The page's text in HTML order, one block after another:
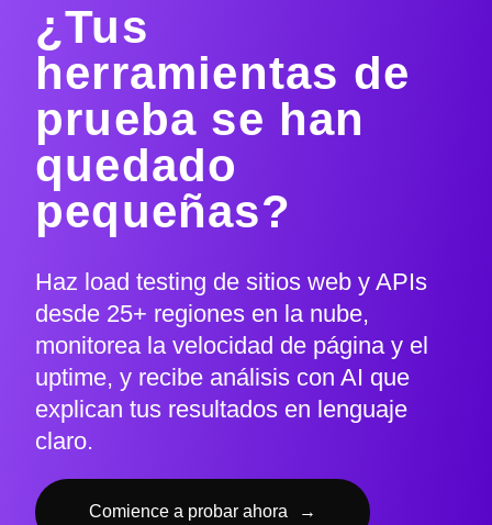
¿Tus
herramientas de
prueba se han
quedado
pequeñas?
Haz load testing de sitios web y APIs
desde 25+ regiones en la nube,
monitorea la velocidad de página y el
uptime, y recibe análisis con AI que
explican tus resultados en lenguaje
claro.
Comience a probar ahora →